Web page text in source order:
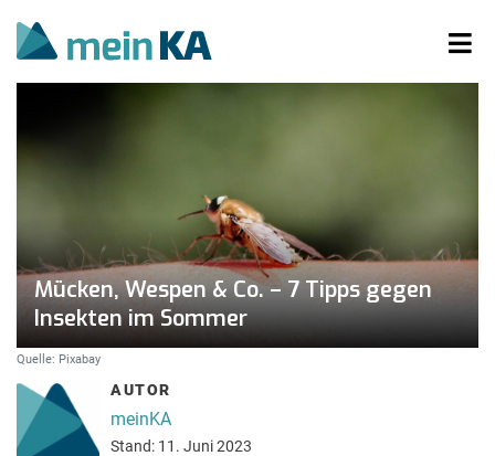
Mücken, Wespen & Co. – 7 Tipps gegen
Insekten im Sommer
Quelle: Pixabay
AUTOR
meinKA
Stand: 11. Juni 2023